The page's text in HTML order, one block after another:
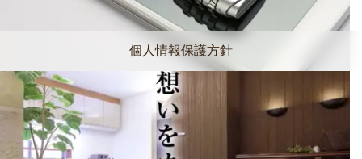
個人情報保護方針